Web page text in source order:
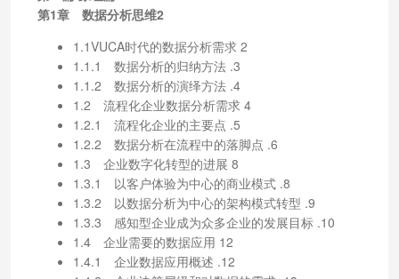
第1章 数据分析思维2
1.1VUCA时代的数据分析需求 2
1.1.1 数据分析的归纳方法 .3
1.1.2 数据分析的演绎方法 .4
1.2 流程化企业数据分析需求 4
1.2.1 流程化企业的主要点 .5
1.2.2 数据分析在流程中的落脚点 .6
1.3 企业数字化转型的进展 8
1.3.1 以客户体验为中心的商业模式 .8
1.3.2 以数据分析为中心的架构模式转型 .9
1.3.3 感知型企业成为众多企业的发展目标 .10
1.4 企业需要的数据应用 12
1.4.1 企业数据应用概述 .12